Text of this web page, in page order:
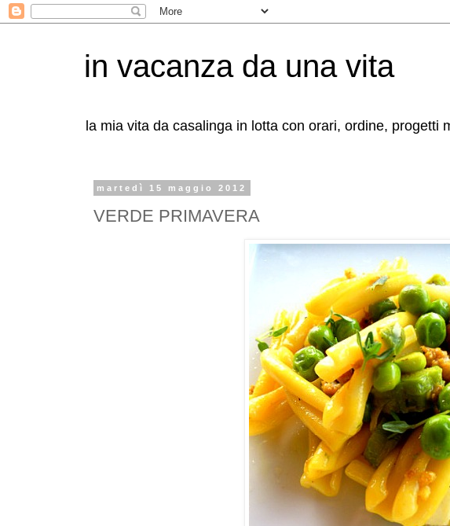
in vacanza da una vita
la mia vita da casalinga in lotta con orari, ordine,
martedì 15 maggio 2012
VERDE PRIMAVERA